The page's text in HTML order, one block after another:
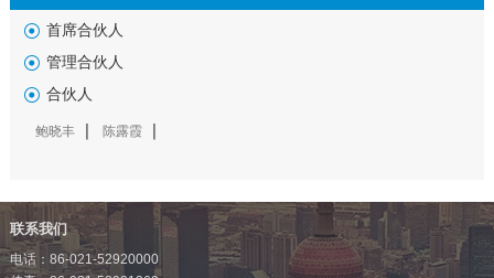
首席合伙人
管理合伙人
合伙人
鲍晓丰 陈露霞
联系我们
电话：86-021-52920000